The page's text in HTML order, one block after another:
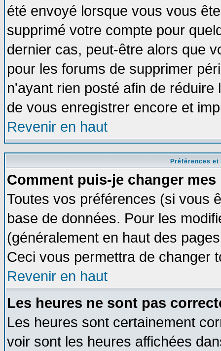
été envoyé lorsque vous vous
supprimé votre compte pour
dernier cas, peut-être alors que
pour les forums de supprimer
n'ayant rien posté afin de
de vous enregistrer encore et
Revenir en haut
Préférences
Comment puis-je changer mes
Toutes vos préférences (si vous
base de données. Pour les
(généralement en haut des
Ceci vous permettra de changer
Revenir en haut
Les heures ne sont pas
Les heures sont certainement
voir sont les heures affichées